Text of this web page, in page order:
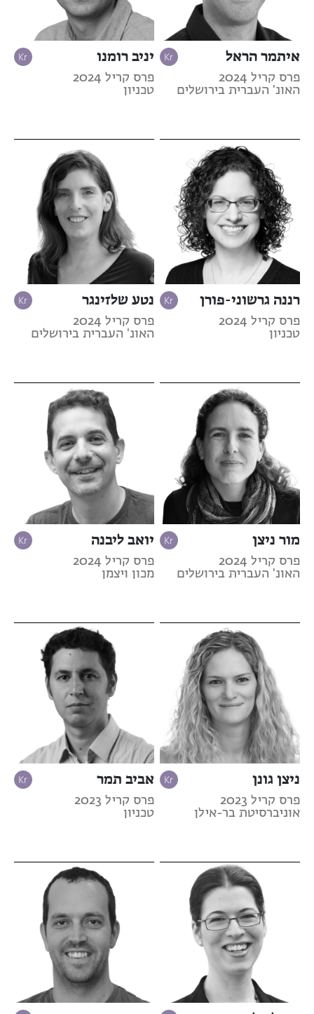
איתמר הראל
פרס קריל 2024
האונ' העברית בירושלים
יניב רומנו
פרס קריל 2024
טכניון
רננה גרשוני-פורן
פרס קריל 2024
טכניון
נטע שלזינגר
פרס קריל 2024
האונ' העברית בירושלים
מור ניצן
פרס קריל 2024
האונ' העברית בירושלים
יואב ליבנה
פרס קריל 2024
מכון ויצמן
ניצן גונן
פרס קריל 2023
אוניברסיטת בר-אילן
אביב תמר
פרס קריל 2023
טכניון